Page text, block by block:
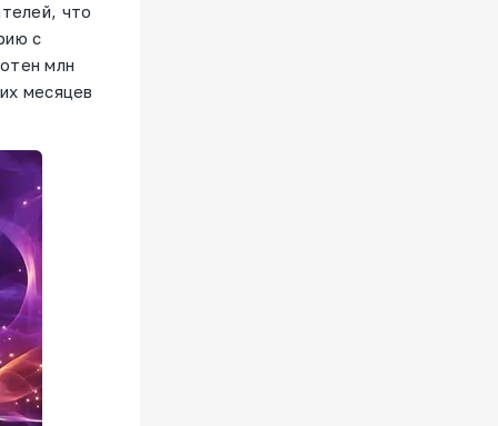
что
с
млн
месяцев